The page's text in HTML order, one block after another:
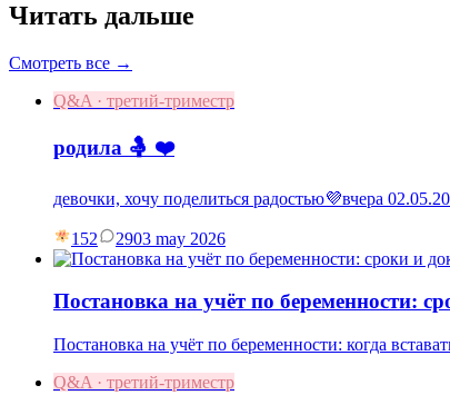
Читать дальше
Смотреть все →
Q&A · третий-триместр
родила 🤱 ❤️
девочки, хочу поделиться радостью💜вчера
152 2903 may 2026
Постановка на учёт по беременности:
Постановка на учёт по беременности: когда
Q&A · третий-триместр